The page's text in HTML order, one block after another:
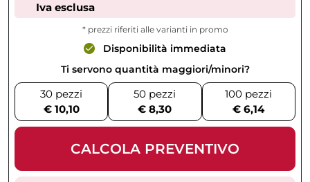
Iva esclusa
* prezzi riferiti alle varianti in promo
Disponibilità immediata
Ti servono quantità maggiori/minori?
30 pezzi
€ 10,10
50 pezzi
€ 8,30
100 pezzi
€ 6,14
CALCOLA PREVENTIVO